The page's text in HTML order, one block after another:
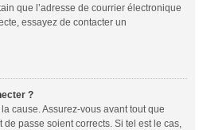
que l’adresse de courrier électronique
essayez de contacter un
?
cause. Assurez-vous avant tout que
de passe soient corrects. Si tel est le cas,